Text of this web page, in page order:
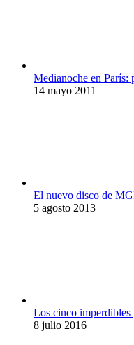
Medianoche en París:
14 mayo 2011
El nuevo disco de
5 agosto 2013
Los cinco imperdibles
8 julio 2016